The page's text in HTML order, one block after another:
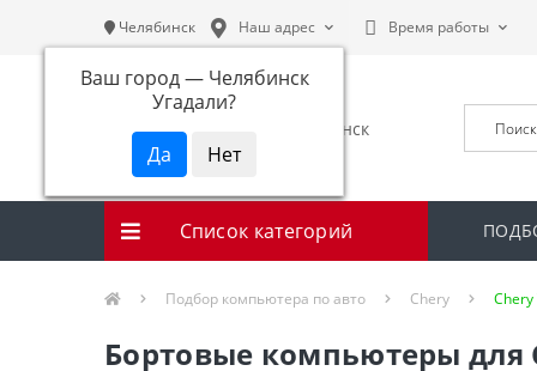
Челябинск
Ваш город — Челябинск
Угадали?
Наш адрес Время работы
Список категорий
Подбор компьютера по авто Chery Chery
Бортовые компьютеры для